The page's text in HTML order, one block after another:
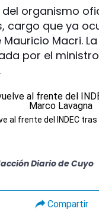
organismo
cargo que ya
Macri.
por el
al frente del INDEC
Diario de Cuyo
Compartir